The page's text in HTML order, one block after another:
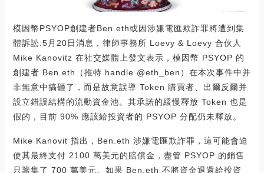
模因幣PSYOP創建者Ben.eth或因涉嫌電匯欺詐罪將遭到集
體訴訟:5月20日消息，律師事務所 Loevy & Loevy 合伙人
Mike Kanovitz 在社交媒體上發文表示，模因幣 PSYOP 的
創建者 Ben.eth（推特 handle @eth_ben）在本次事件中并
非無意中搞砸了，而是故意誤導 Token 購買者、出爾反爾并
設立錯誤結構的流動資金池。其承諾的緩慢釋放 Token 也是
假的，目前 90% 應該給投資者的 PSYOP 分配仍未釋放。
Mike Kanovit 指出，Ben.eth 涉嫌電匯欺詐罪，這可能會迫
使其最終支付 2100 萬美元的賠償金，盡管 PSYOP 的銷售
只籌集了 700 萬美元。如果 Ben.eth 不將資金退還給投資